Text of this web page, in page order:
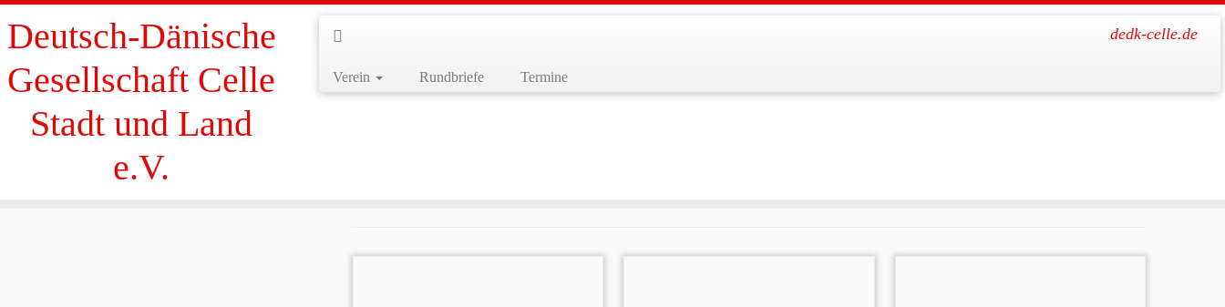
Deutsch-Dänische
Gesellschaft Celle
Stadt und Land
e.V.
dedk-celle.de
Verein Rundbriefe Termine
Start Ausflüge